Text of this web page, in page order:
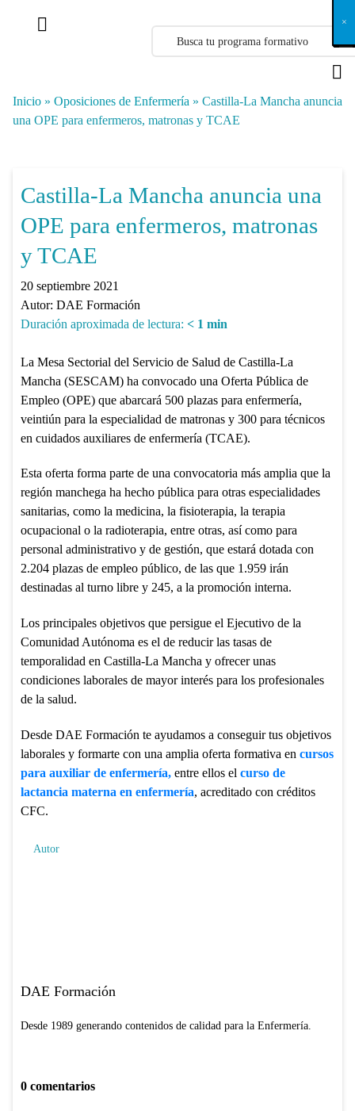
Inicio » Oposiciones de Enfermería » Castilla-La Mancha anuncia
una OPE para enfermeros, matronas y TCAE
Castilla-La Mancha anuncia una
OPE para enfermeros, matronas
y TCAE
20 septiembre 2021
Autor: DAE Formación
Duración aproximada de lectura: < 1 min
La Mesa Sectorial del Servicio de Salud de Castilla-La
Mancha (SESCAM) ha convocado una Oferta Pública de
Empleo (OPE) que abarcará 500 plazas para enfermería,
veintiún para la especialidad de matronas y 300 para técnicos
en cuidados auxiliares de enfermería (TCAE).
Esta oferta forma parte de una convocatoria más amplia que la
región manchega ha hecho pública para otras especialidades
sanitarias, como la medicina, la fisioterapia, la terapia
ocupacional o la radioterapia, entre otras, así como para
personal administrativo y de gestión, que estará dotada con
2.204 plazas de empleo público, de las que 1.959 irán
destinadas al turno libre y 245, a la promoción interna.
Los principales objetivos que persigue el Ejecutivo de la
Comunidad Autónoma es el de reducir las tasas de
temporalidad en Castilla-La Mancha y ofrecer unas
condiciones laborales de mayor interés para los profesionales
de la salud.
Desde DAE Formación te ayudamos a conseguir tus objetivos
laborales y formarte con una amplia oferta formativa en cursos
para auxiliar de enfermería, entre ellos el curso de
lactancia materna en enfermería, acreditado con créditos
CFC.
Autor
DAE Formación
Desde 1989 generando contenidos de calidad para la Enfermería.
0 comentarios
X
×
×
×
×
×
×
×
×
×
×
×
×
×
×
×
×
×
×
×
×
×
×
×
×
×
×
×
×
×
×
×
×
×
×
×
×
×
×
×
×
×
×
×
×
×
×
×
×
×
×
×
×
×
×
×
×
×
×
×
×
×
×
×
×
×
×
×
×
×
×
×
×
×
×
×
×
×
×
×
×
×
×
×
×
×
×
×
×
×
×
×
×
×
×
×
×
×
×
×
×
×
×
×
×
×
×
×
×
×
×
×
×
×
×
×
×
×
×
×
×
×
×
×
×
×
×
×
×
×
×
×
×
×
×
×
×
×
×
×
×
×
×
×
×
×
×
×
×
×
×
×
×
×
×
×
×
×
×
×
×
×
×
×
×
×
×
×
×
×
×
×
×
×
×
×
×
×
×
×
×
×
×
×
×
×
×
×
×
×
×
×
×
×
×
×
×
×
×
×
×
×
×
×
×
×
×
×
×
×
×
×
×
×
×
×
×